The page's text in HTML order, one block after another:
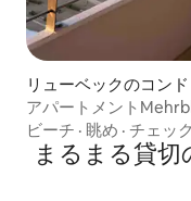
リューベックのコン
アパートメント
ビーチ · 眺め · チェッ
まるまる貸